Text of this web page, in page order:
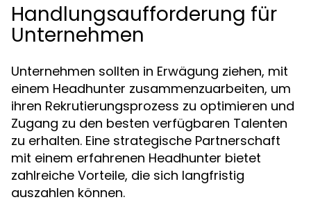
Handlungsaufforderung für
Unternehmen
Unternehmen sollten in Erwägung ziehen, mit
einem Headhunter zusammenzuarbeiten, um
ihren Rekrutierungsprozess zu optimieren und
Zugang zu den besten verfügbaren Talenten
zu erhalten. Eine strategische Partnerschaft
mit einem erfahrenen Headhunter bietet
zahlreiche Vorteile, die sich langfristig
auszahlen können.